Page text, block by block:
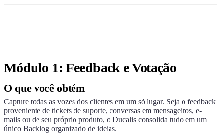
Módulo 1: Feedback e Votação
O que você obtém
Capture todas as vozes dos clientes em um só lugar. Seja o feedback
proveniente de tickets de suporte, conversas em mensageiros, e-
mails ou de seu próprio produto, o Ducalis consolida tudo em um
único Backlog organizado de ideias.